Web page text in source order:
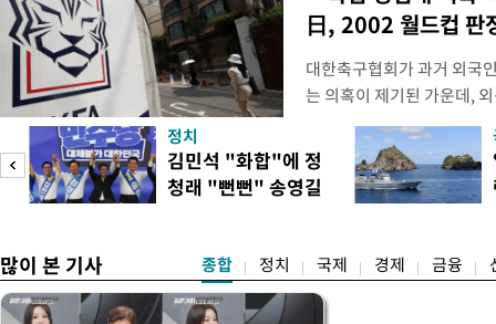
日, 2002 월드컵 판
대한축구협회가 과거 외국
는 의혹이 제기된 가운데,
도하면서 파장이 커지고
광부가 2016년 작성한 감
2011년 3월부터 2012년 3
에 참여한 외국인 심판들에
정치
김민석 "화합"에 정
청래 "뻔뻔" 송영길
많이 본 기사 종합 정치 국제 경제 금융